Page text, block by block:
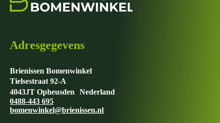
Adresgegevens
Brienissen Bomenwinkel
Tielsestraat 92-A
4043JT Opheusden Nederland
0488-443 695
bomenwinkel@brienissen.nl